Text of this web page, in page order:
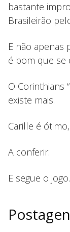
bastante
Brasileirão
E não apenas
é bom que se
O Corinthians
existe mais.
Carille é
A conferir.
E segue o jogo.